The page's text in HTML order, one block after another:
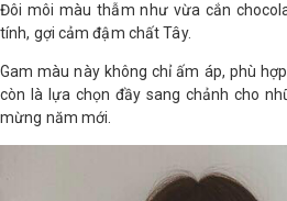
Đôi môi màu thẫm như vừa cắn
tính, gợi cảm đậm chất Tây.
Gam màu này không chỉ ấm áp, phù
còn là lựa chọn đầy sang chảnh cho
mừng năm mới.